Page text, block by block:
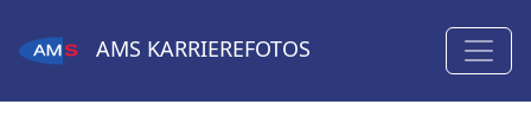
AMS KARRIEREFOTOS